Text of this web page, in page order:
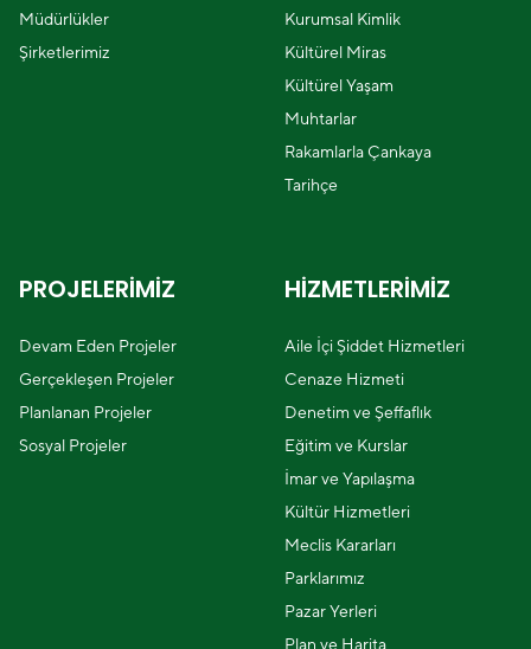
Müdürlükler
Şirketlerimiz
Kurumsal Kimlik
Kültürel Miras
Kültürel Yaşam
Muhtarlar
Rakamlarla Çankaya
Tarihçe
PROJELERİMİZ
Devam Eden Projeler
Gerçekleşen Projeler
Planlanan Projeler
Sosyal Projeler
HİZMETLERİMİZ
Aile İçi Şiddet Hizmetleri
Cenaze Hizmeti
Denetim ve Şeffaflık
Eğitim ve Kurslar
İmar ve Yapılaşma
Kültür Hizmetleri
Meclis Kararları
Parklarımız
Pazar Yerleri
Plan ve Harita